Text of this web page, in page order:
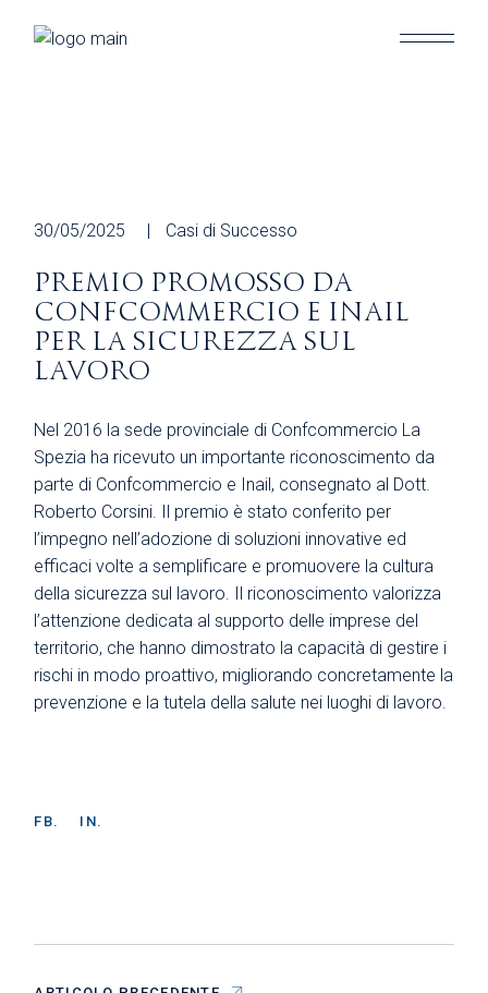
30/05/2025 Casi di Successo
PREMIO PROMOSSO DA
CONFCOMMERCIO E INAIL
PER LA SICUREZZA SUL
LAVORO
Nel 2016 la sede provinciale di Confcommercio La
Spezia ha ricevuto un importante riconoscimento da
parte di Confcommercio e Inail, consegnato al Dott.
Roberto Corsini. Il premio è stato conferito per
l’impegno nell’adozione di soluzioni innovative ed
efficaci volte a semplificare e promuovere la cultura
della sicurezza sul lavoro. Il riconoscimento valorizza
l’attenzione dedicata al supporto delle imprese del
territorio, che hanno dimostrato la capacità di gestire i
rischi in modo proattivo, migliorando concretamente la
prevenzione e la tutela della salute nei luoghi di lavoro.
FB. IN.